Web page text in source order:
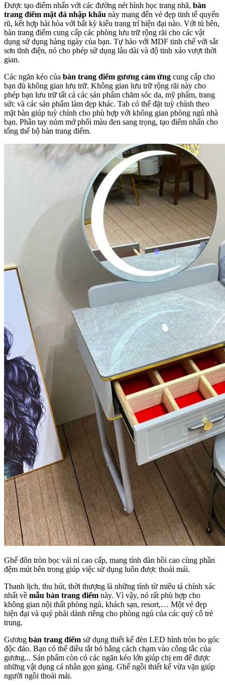
Được tạo điểm nhấn với các đường nét hình học trang nhã, bàn
trang điểm mặt đá nhập khẩu này mang đến vẻ đẹp tinh tế quyến
rũ, kết hợp hài hòa với bất kỳ kiểu trang trí hiện đại nào. Với tủ bên,
bàn trang điểm cung cấp các phòng lưu trữ rộng rãi cho các vật
dụng sử dụng hàng ngày của bạn. Tự hào với MDF tinh chế với sắt
sơn tĩnh điện, nó cho phép sử dụng lâu dài và độ tinh xảo vượt thời
gian.
Các ngăn kéo của bàn trang điểm gương cảm ứng cung cấp cho
bạn đủ không gian lưu trữ. Không gian lưu trữ rộng rãi này cho
phép bạn lưu trữ tất cả các sản phẩm chăm sóc da, mỹ phẩm, trang
sức và các sản phẩm làm đẹp khác. Tab có thể đặt tuỳ chỉnh theo
mặt bàn giúp tuỳ chỉnh cho phù hợp với không gian phòng ngủ nhà
bạn. Phần tay núm mở phối màu đen sang trọng, tạo điểm nhấn cho
tổng thể bộ bàn trang điểm.
Ghế đôn tròn bọc vải nỉ cao cấp, mang tính đàn hồi cao cùng phần
đệm mút bên trong giúp việc sử dụng luôn được thoải mái.
Thanh lịch, thu hút, thời thượng là những tính từ miêu tả chính xác
nhất về mẫu bàn trang điểm này. Vì vậy, nó rất phù hợp cho
không gian nội thất phòng ngủ, khách sạn, resort,… Một vẻ đẹp
hiện đại và quý phái dành riêng cho phòng ngủ của các quý cô trẻ
trung.
Gương bàn trang điểm sử dụng thiết kế đèn LED hình tròn bo góc
độc đáo. Bạn có thể điều tắt bỏ bằng cách chạm vào công tắc của
gương... Sản phẩm còn có các ngăn kéo lớn giúp chị em để được
những vật dụng cá nhân gọn gàng. Ghế ngồi thiết kế vừa vặn giúp
người ngồi thoải mái.